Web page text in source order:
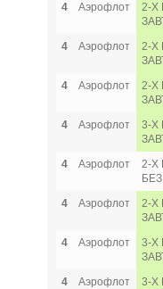
4
Аэрофлот
2-Х
4
Аэрофлот
2-Х
4
Аэрофлот
2-Х
4
Аэрофлот
3-Х
4
Аэрофлот
2-Х
4
Аэрофлот
2-Х
4
Аэрофлот
3-Х
4
Аэрофлот
3-Х